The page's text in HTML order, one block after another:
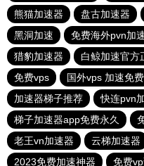
熊猫加速器
盘古加速器
黑洞加速
免费海外pvn加
猎豹加速器
白鲸加速官方
免费vps
国外vps 加速免费
加速器梯子推荐
快连pvn
梯子加速器app免费永久
老王vn加速器
云梯加速器
2023免费加速神器
免费